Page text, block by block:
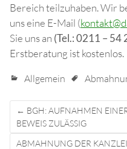
Bereich teilzuhaben. Wir
uns eine E-Mail (
Sie uns an (Tel.: 0211 – 54
Erstberatung ist kostenlos.
Allgemein
Post
navigation
← BGH: AUFNAHMEN
BEWEIS ZULÄSSIG
ABMAHNUNG DER